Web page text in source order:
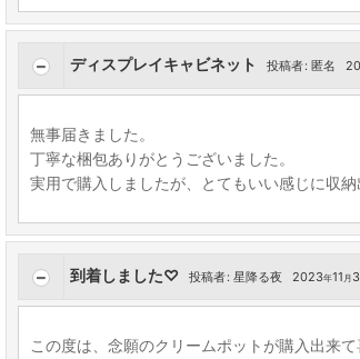
ディスプレイキャビネット 投稿者: 匿名
無事届きました。
丁寧な梱包ありがとうございました。
実用で購入しましたが、とてもいい感じに収
到着しました♡ 投稿者: 星降る夜 2023年11 月
この度は、念願のクリームポットが購入出来て